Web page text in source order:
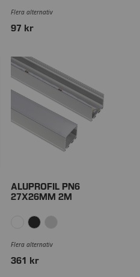
Flera alternativ
97 kr
ALUPROFIL PN6
27X26MM 2M
Flera alternativ
361 kr